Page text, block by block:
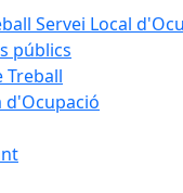
Servei Local
públics
Treball
d'Ocupació